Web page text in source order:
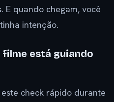
E quando chegam, você
intenção.
filme está guiando
check rápido durante